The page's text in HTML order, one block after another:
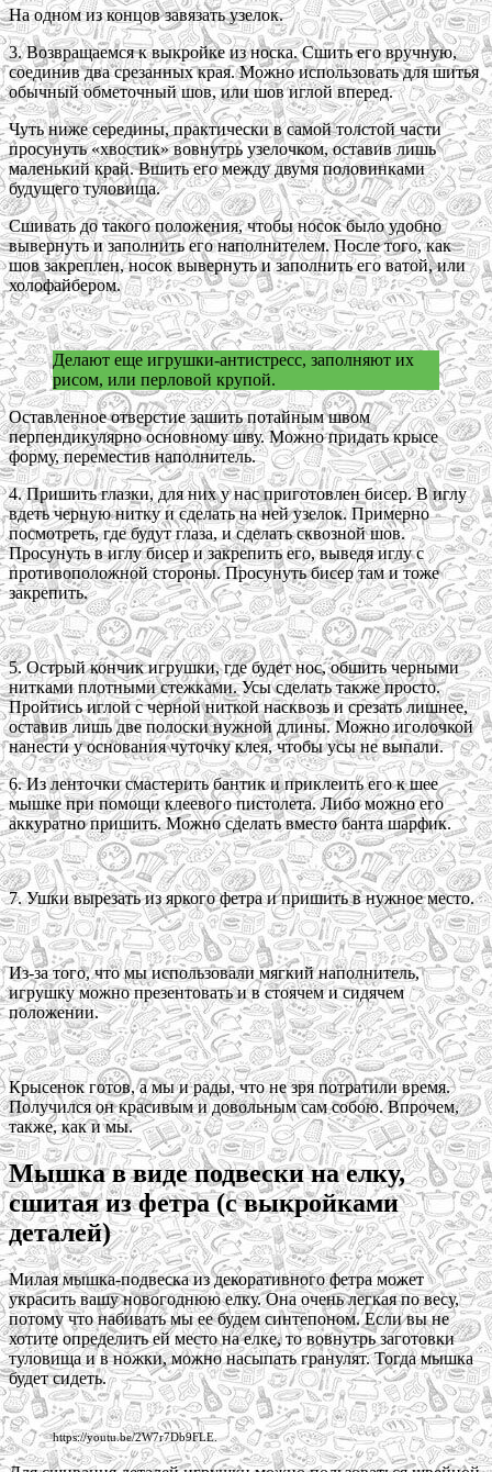
На одном из концов завязать узелок.
3. Возвращаемся к выкройке из носка. Сшить его вручную,
соединив два срезанных края. Можно использовать для шитья
обычный обметочный шов, или шов иглой вперед.
Чуть ниже середины, практически в самой толстой части
просунуть «хвостик» вовнутрь узелочком, оставив лишь
маленький край. Вшить его между двумя половинками
будущего туловища.
Сшивать до такого положения, чтобы носок было удобно
вывернуть и заполнить его наполнителем. После того, как
шов закреплен, носок вывернуть и заполнить его ватой, или
холофайбером.
Делают еще игрушки-антистресс, заполняют их
рисом, или перловой крупой.
Оставленное отверстие зашить потайным швом
перпендикулярно основному шву. Можно придать крысе
форму, переместив наполнитель.
4. Пришить глазки, для них у нас приготовлен бисер. В иглу
вдеть черную нитку и сделать на ней узелок. Примерно
посмотреть, где будут глаза, и сделать сквозной шов.
Просунуть в иглу бисер и закрепить его, выведя иглу с
противоположной стороны. Просунуть бисер там и тоже
закрепить.
5. Острый кончик игрушки, где будет нос, обшить черными
нитками плотными стежками. Усы сделать также просто.
Пройтись иглой с черной ниткой насквозь и срезать лишнее,
оставив лишь две полоски нужной длины. Можно иголочкой
нанести у основания чуточку клея, чтобы усы не выпали.
6. Из ленточки смастерить бантик и приклеить его к шее
мышке при помощи клеевого пистолета. Либо можно его
аккуратно пришить. Можно сделать вместо банта шарфик.
7. Ушки вырезать из яркого фетра и пришить в нужное место.
Из-за того, что мы использовали мягкий наполнитель,
игрушку можно презентовать и в стоячем и сидячем
положении.
Крысенок готов, а мы и рады, что не зря потратили время.
Получился он красивым и довольным сам собою. Впрочем,
также, как и мы.
Мышка в виде подвески на елку,
сшитая из фетра (с выкройками
деталей)
Милая мышка-подвеска из декоративного фетра может
украсить вашу новогоднюю елку. Она очень легкая по весу,
потому что набивать мы ее будем синтепоном. Если вы не
хотите определить ей место на елке, то вовнутрь заготовки
туловища и в ножки, можно насыпать гранулят. Тогда мышка
будет сидеть.
https://youtu.be/2W7r7Db9FLE.